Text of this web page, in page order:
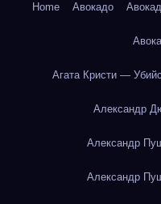
Home Авокадо
Агата Кристи —
Александр
Александр
Александр